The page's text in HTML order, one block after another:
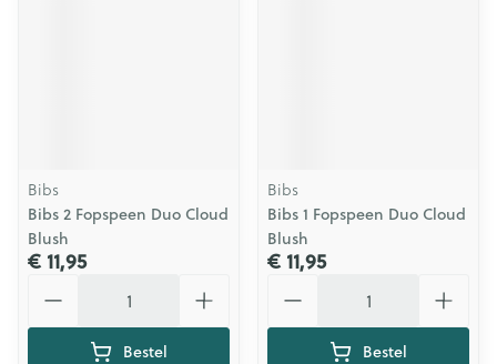
Bibs
Bibs 2 Fopspeen Duo Cloud
Blush
€ 11,95
Bestel
Bibs
Bibs 1 Fopspeen Duo Cloud
Blush
€ 11,95
Bestel